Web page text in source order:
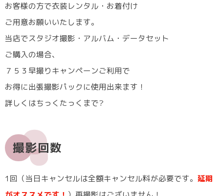
お客様の方で衣装レンタル・お着付け
ご用意お願いいたします。
当店でスタジオ撮影・アルバム・データセット
ご購入の場合、
７５３早撮りキャンペーンご利用で
お得に出張撮影パックに使用出来ます！
詳しくはちっくたっくまで?
撮影回数
1回（当日キャンセルは全額キャンセル料が必要です。 延期